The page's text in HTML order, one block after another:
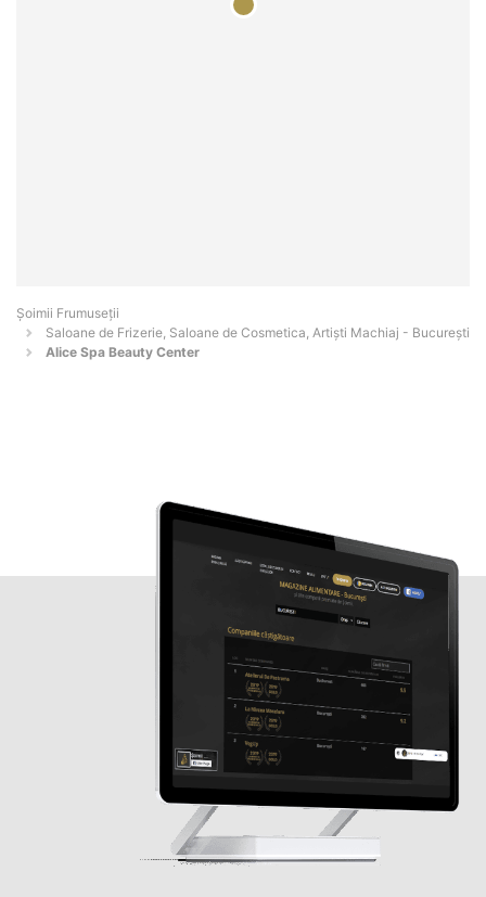
Șoimii Frumuseții
Saloane de Frizerie, Saloane de Cosmetica, Artiști Machiaj - Bucureşti
Alice Spa Beauty Center